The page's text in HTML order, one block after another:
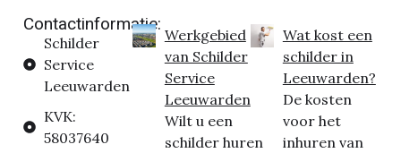
Contactinformatie:
Schilder
Service
Leeuwarden
KVK:
58037640
Werkgebied
van Schilder
Service
Leeuwarden
Wilt u een
schilder huren
Wat kost een
schilder in
Leeuwarden?
De kosten
voor het
inhuren van